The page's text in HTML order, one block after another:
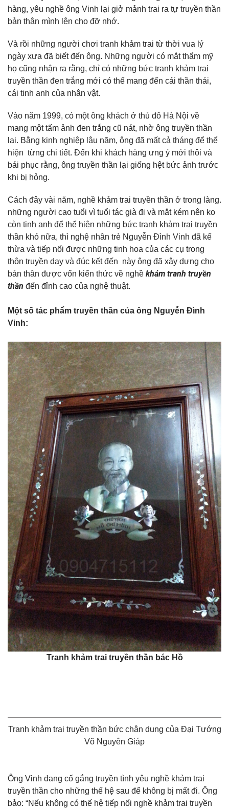
hàng, yêu nghề ông Vinh lại giở mảnh trai ra tự truyền thần
bản thân mình lên cho đỡ nhớ.
Và rồi những người chơi tranh khảm trai từ thời vua lý
ngày xưa đã biết đến ông. Những người có mắt thẩm mỹ
họ cũng nhận ra rằng, chỉ có những bức tranh khảm trai
truyền thần đen trắng mới có thể mang đến cái thần thái,
cái tinh anh của nhân vật.
Vào năm 1999, có một ông khách ở thủ đô Hà Nội về
mang một tấm ảnh đen trắng cũ nát, nhờ ông truyền thần
lại. Bằng kinh nghiệp lâu năm, ông đã mất cả tháng để thể
hiện từng chi tiết. Đến khi khách hàng ưng ý mới thôi và
bái phục rằng, ông truyền thần lại giống hệt bức ảnh trước
khi bị hỏng.
Cách đây vài năm, nghề khảm trai truyền thần ở trong làng.
những người cao tuổi vì tuổi tác già đi và mắt kém nên ko
còn tinh anh để thể hiện những bức tranh khảm trai truyền
thần khó nữa, thì nghệ nhân trẻ Nguyễn Đình Vinh đã kế
thừa và tiếp nối được những tinh hoa của các cụ trong
thôn truyền dạy và đúc kết đến này ông đã xây dựng cho
bản thân được vốn kiến thức về nghề khảm tranh truyền
thần đến đỉnh cao của nghệ thuật.
Một số tác phẩm truyền thần của ông Nguyễn Đình
Vinh:
Tranh khảm trai truyền thần bác Hồ
Tranh khảm trai truyền thần bức chân dung của Đại Tướng
Võ Nguyên Giáp
Ông Vinh đang cố gắng truyền tình yêu nghề khảm trai
truyền thần cho những thế hệ sau để không bị mất đi. Ông
bảo: “Nếu không có thế hệ tiếp nối nghề khảm trai truyền